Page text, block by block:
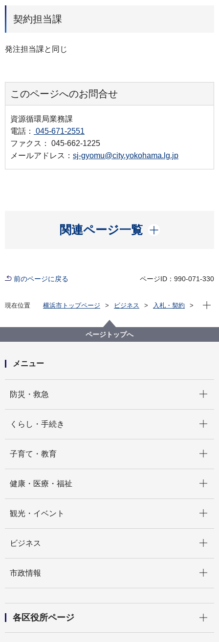
契約担当課
発注担当課と同じ
このページへのお問合せ
資源循環局業務課
電話：
045-671-2551
ファクス： 045-662-1225
メールアドレス： sj-gyomu@city.yokohama.lg.jp
関連ページ一覧
開く
前のページに戻る ページID：990-071-330
現在位置 横浜市トップページ ビジネス
入札・契約
【入札結果掲載】金沢区プラスチック資源収集運搬業
務委託
現在
ページトップへ
メニュー
防災・救急
くらし・手続き
子育て・教育
健康・医療・福祉
観光・イベント
ビジネス
市政情報
各区役所ページ